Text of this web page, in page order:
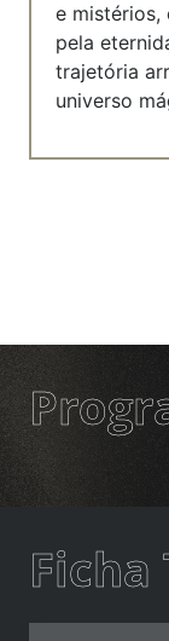
e mistérios,
pela
trajetória
universo
Ficha